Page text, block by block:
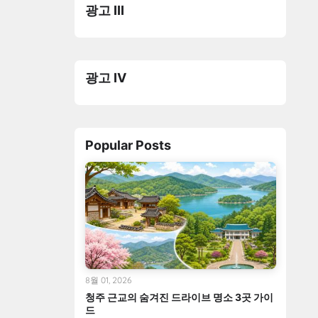
광고 III
광고 IV
Popular Posts
청주 근교의 숨겨진 드라이브 명소 3곳 가이
드
8월 01, 2026